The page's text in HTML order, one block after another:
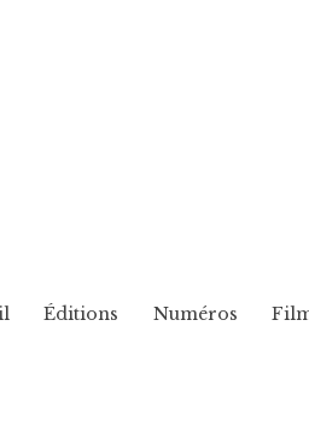
Éditions Numéros